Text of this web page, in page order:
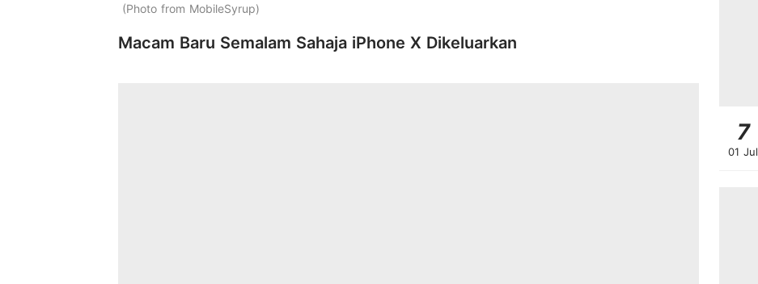
Photo from MobileSyrup
Macam Baru Semalam Sahaja iPhone X Dikeluarkan
7
01 Jul